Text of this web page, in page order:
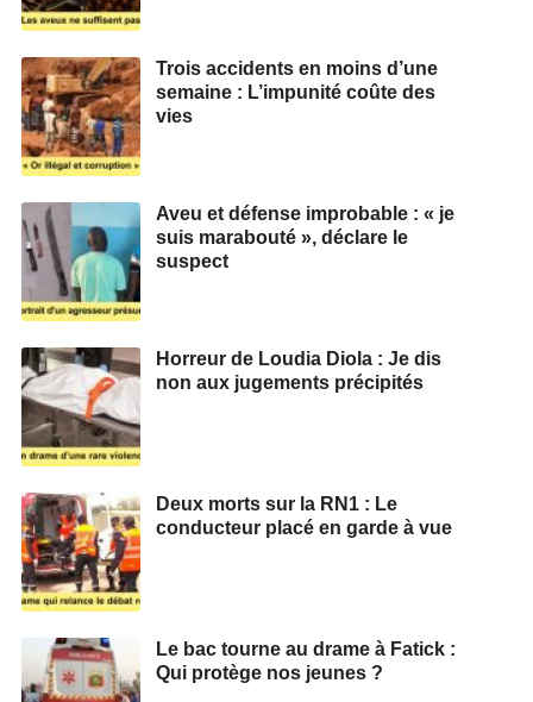
Trois accidents en moins d’une
semaine : L’impunité coûte des
vies
Aveu et défense improbable : « je
suis marabouté », déclare le
suspect
Horreur de Loudia Diola : Je dis
non aux jugements précipités
Deux morts sur la RN1 : Le
conducteur placé en garde à vue
Le bac tourne au drame à Fatick :
Qui protège nos jeunes ?